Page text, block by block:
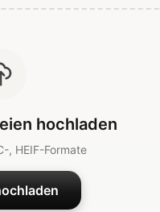
hochladen
, HEIF-Formate